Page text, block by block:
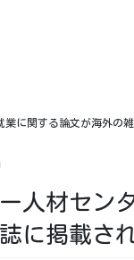
に関する論文が海外の雑
人材セン
に掲載さ